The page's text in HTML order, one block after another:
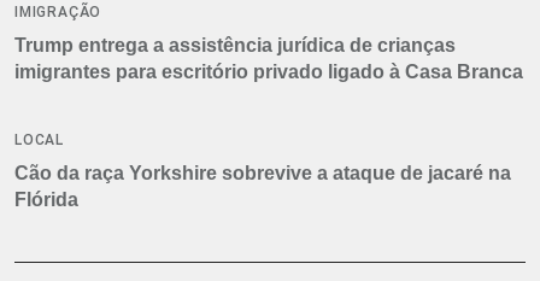
IMIGRAÇÃO
Trump entrega a assistência jurídica de crianças
imigrantes para escritório privado ligado à Casa Branca
LOCAL
Cão da raça Yorkshire sobrevive a ataque de jacaré na
Flórida